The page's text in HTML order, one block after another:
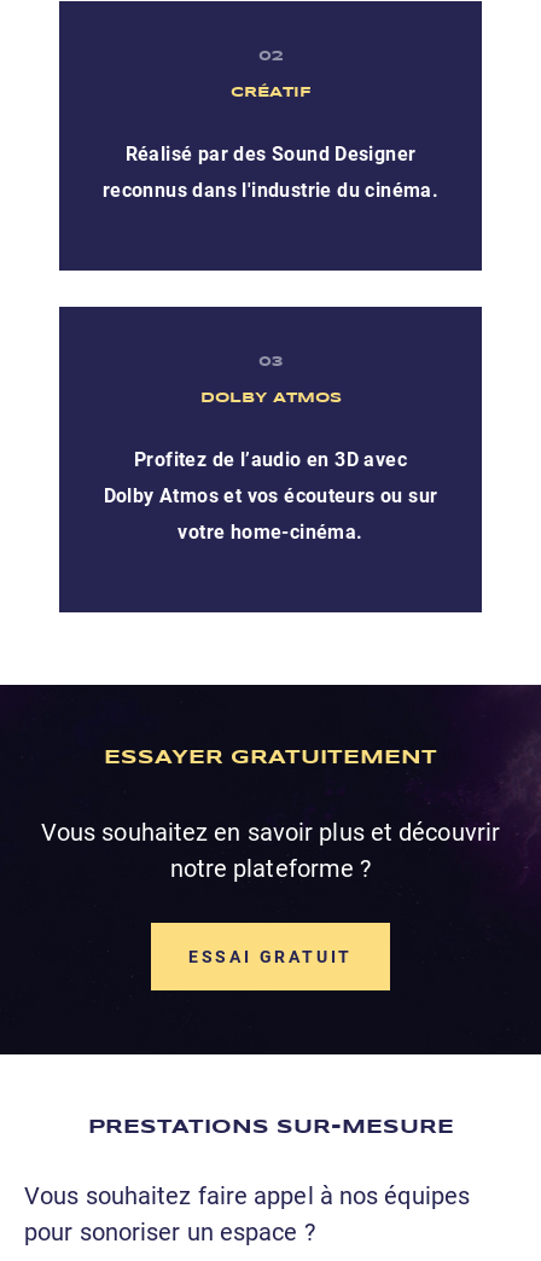
02
CRÉATIF
Réalisé par des Sound Designer
reconnus dans l'industrie du cinéma.
03
DOLBY ATMOS
Profitez de l’audio en 3D avec
Dolby Atmos et vos écouteurs ou sur
votre home-cinéma.
ESSAYER GRATUITEMENT
Vous souhaitez en savoir plus et découvrir
notre plateforme ?
ESSAI GRATUIT
PRESTATIONS SUR-MESURE
Vous souhaitez faire appel à nos équipes
pour sonoriser un espace ?